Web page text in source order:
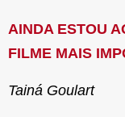
AINDA ESTOU
FILME MAIS
Tainá Goulart